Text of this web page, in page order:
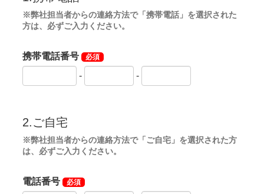
込)→330,000円(税込)
特別平日会員 176,000円(税込)
相続・三親等内(甥・姪間まで) 88,000円(税込)
法人会員(記名式)登録者変更 88,000円(税込)
◆周辺ゴルフ場
「東都秩父カントリー倶楽部」
トリー倶楽部」 「埼玉国際ゴルフ倶楽部」